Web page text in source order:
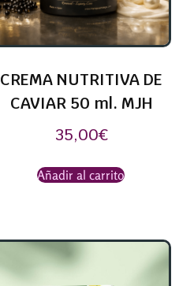
CREMA NUTRITIVA DE
CAVIAR 50 ml. MJH
35,00€
Añadir al carrito